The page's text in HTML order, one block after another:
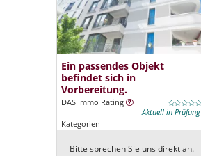
Ein passendes Objekt
befindet sich in
Vorbereitung.
DAS Immo Rating
Aktuell in Prüfung
Kategorien
Bitte sprechen Sie uns direkt an.